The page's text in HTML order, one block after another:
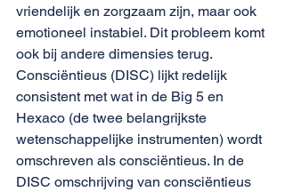
vriendelijk en zorgzaam zijn, maar ook
emotioneel instabiel. Dit probleem komt
ook bij andere dimensies terug.
Consciëntieus (DISC) lijkt redelijk
consistent met wat in de Big 5 en
Hexaco (de twee belangrijkste
wetenschappelijke instrumenten) wordt
omschreven als consciëntieus. In de
DISC omschrijving van consciëntieus